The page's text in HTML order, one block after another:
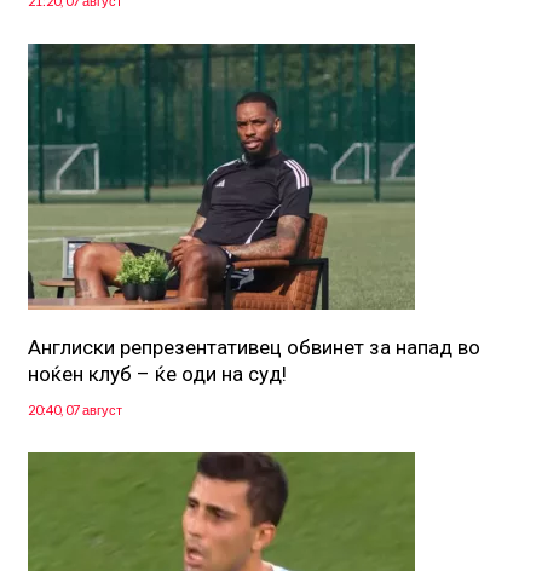
Англиски репрезентативец обвинет за напад во
ноќен клуб – ќе оди на суд!
20:40, 07 август